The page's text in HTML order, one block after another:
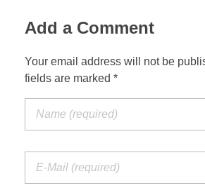
Add a Comment
Your email address will not be
fields are marked *